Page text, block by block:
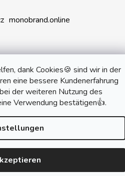
dank Cookies🍪 sind wir in der
eine bessere Kundenerfahrung
der weiteren Nutzung des
Verwendung bestätigen👍.
monobrand.online
von Shoptet
. Alle Rechte